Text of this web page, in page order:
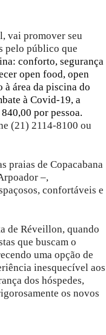
vai promover seu
pelo público que
conforto, segurança
open food, open
à área da piscina do
à Covid-19, a
por pessoa.
(21) 2114-8100 ou
praias de Copacabana
–,
confortáveis e
de Réveillon, quando
que buscam o
uma opção de
inesquecível aos
dos hóspedes,
os novos